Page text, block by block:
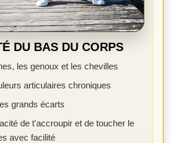
DU BAS DU CORPS
les genoux et les chevilles
articulaires chroniques
grands écarts
de t'accroupir et de toucher le
avec facilité